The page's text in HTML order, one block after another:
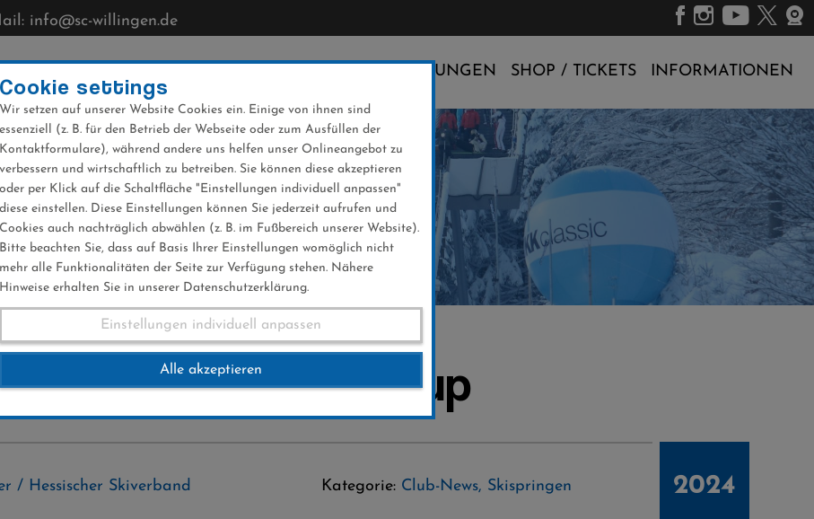
info@sc-willingen.de
VERANSTALTUNGEN SHOP / TICKETS INFORMATIONEN
erneut im FIS Cup
/ Hessischer Skiverband Kategorie: Club-News, Skispringen 2024
Cookie settings
Wir setzen auf unserer Website Cookies ein. Einige von ihnen sind
essenziell (z. B. für den Betrieb der Webseite oder zum Ausfüllen der
Kontaktformulare), während andere uns helfen unser Onlineangebot zu
verbessern und wirtschaftlich zu betreiben. Sie können diese akzeptieren
oder per Klick auf die Schaltfläche "Einstellungen individuell anpassen"
diese einstellen. Diese Einstellungen können Sie jederzeit aufrufen und
Cookies auch nachträglich abwählen (z. B. im Fußbereich unserer Website).
Bitte beachten Sie, dass auf Basis Ihrer Einstellungen womöglich nicht
mehr alle Funktionalitäten der Seite zur Verfügung stehen. Nähere
Hinweise erhalten Sie in unserer Datenschutzerklärung.
Einstellungen individuell anpassen
Alle akzeptieren